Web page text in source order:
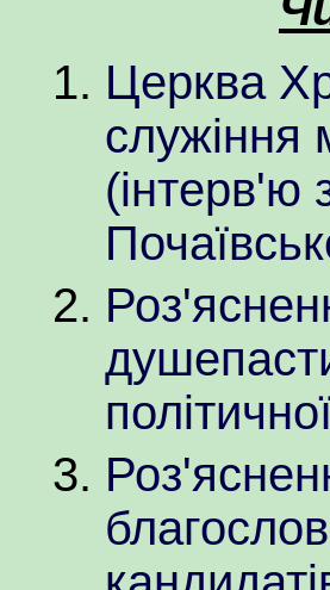
Церква
служіння
(інтерв'ю